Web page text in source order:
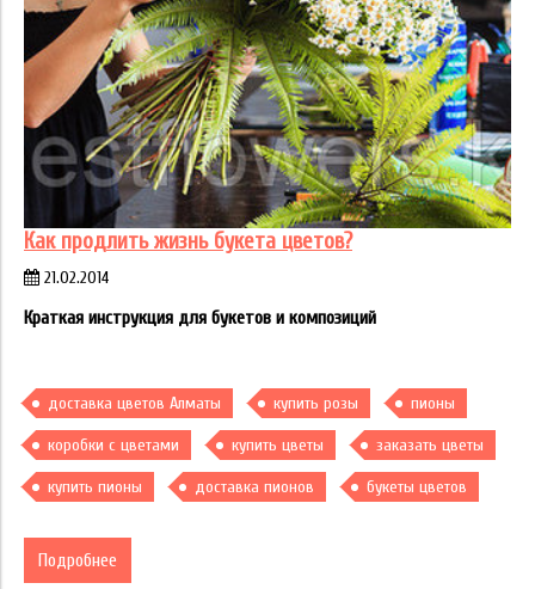
Как продлить жизнь букета цветов?
21.02.2014
Краткая инструкция для букетов и композиций
доставка цветов Алматы купить розы пионы
коробки с цветами купить цветы заказать цветы
купить пионы доставка пионов букеты цветов
Подробнее